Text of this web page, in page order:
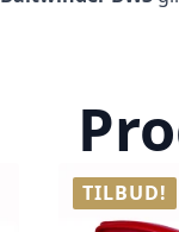
TILBUD!